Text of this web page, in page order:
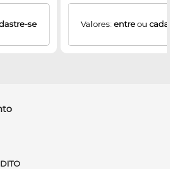
se Valores: entreou